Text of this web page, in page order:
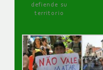
defiende su
territorio